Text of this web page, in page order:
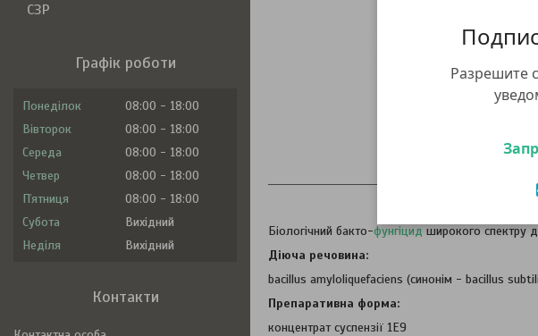
Разрешите
Біологічний бакто-фунгіцид широкого спектру
Діюча речовина:
bacillus amyloliquefaciens (синонім - bacillus
Препаративна форма:
концентрат суспензії 1E9
СЗР
Графік роботи
Понеділок 08:00
18:00
Вівторок
08:00
18:00
Середа
08:00
18:00
Четвер
08:00
18:00
Пʼятниця
08:00
18:00
Субота
Вихідний
Неділя
Вихідний
Контакти